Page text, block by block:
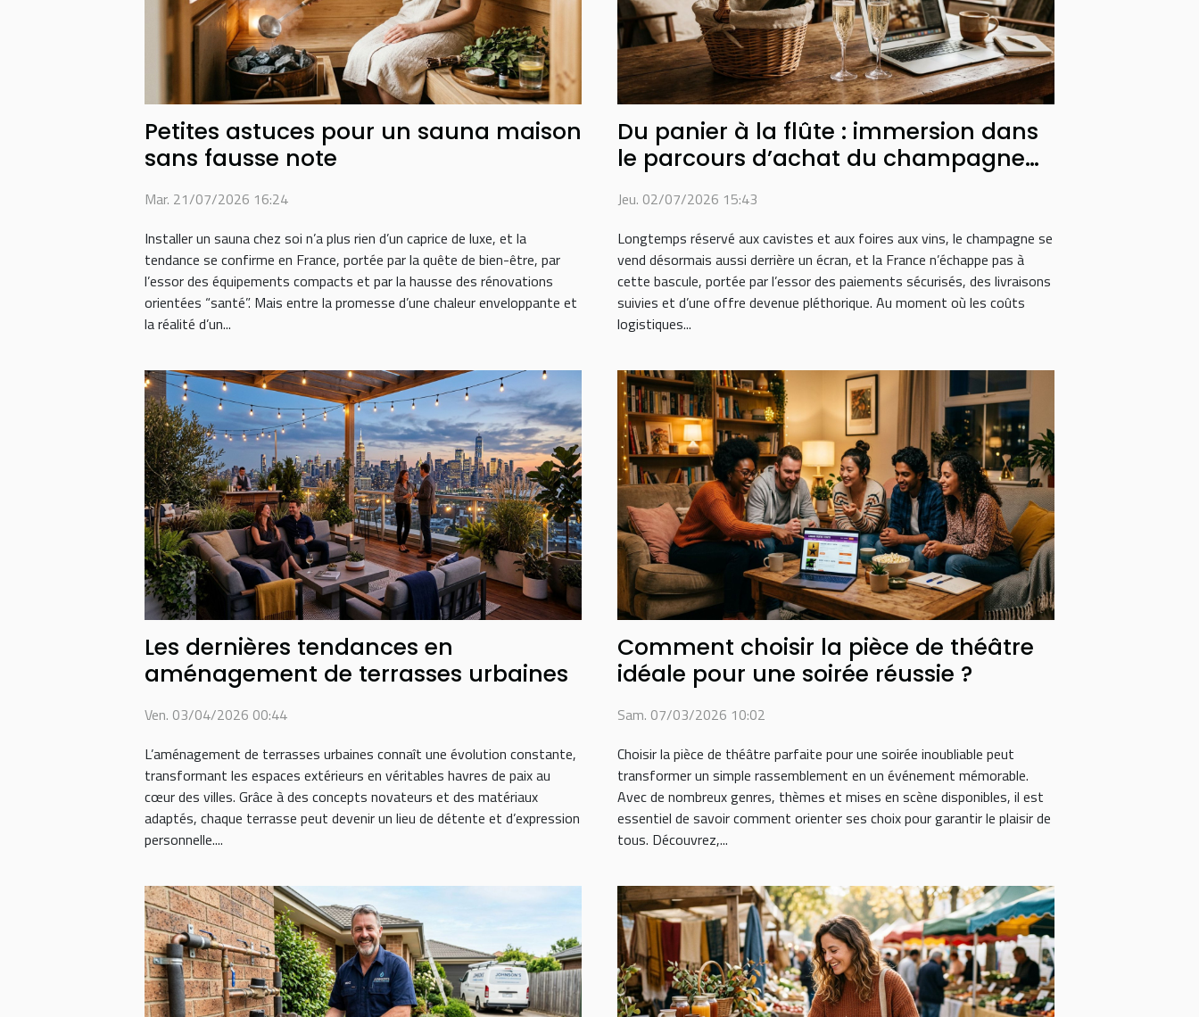
Petites astuces pour un sauna maison
sans fausse note
Mar. 21/07/2026 16:24
Installer un sauna chez soi n’a plus rien d’un caprice de luxe, et la
tendance se confirme en France, portée par la quête de bien-être, par
l’essor des équipements compacts et par la hausse des rénovations
orientées “santé”. Mais entre la promesse d’une chaleur enveloppante et
la réalité d’un...
Du panier à la flûte : immersion dans
le parcours d’achat du champagne
Jeu. 02/07/2026 15:43
Longtemps réservé aux cavistes et aux foires aux vins, le champagne se
vend désormais aussi derrière un écran, et la France n’échappe pas à
cette bascule, portée par l’essor des paiements sécurisés, des livraisons
suivies et d’une offre devenue pléthorique. Au moment où les coûts
logistiques...
Les dernières tendances en
aménagement de terrasses urbaines
Ven. 03/04/2026 00:44
L’aménagement de terrasses urbaines connaît une évolution constante,
transformant les espaces extérieurs en véritables havres de paix au
cœur des villes. Grâce à des concepts novateurs et des matériaux
adaptés, chaque terrasse peut devenir un lieu de détente et d’expression
personnelle....
Comment choisir la pièce de théâtre
idéale pour une soirée réussie ?
Sam. 07/03/2026 10:02
Choisir la pièce de théâtre parfaite pour une soirée inoubliable peut
transformer un simple rassemblement en un événement mémorable.
Avec de nombreux genres, thèmes et mises en scène disponibles, il est
essentiel de savoir comment orienter ses choix pour garantir le plaisir de
tous. Découvrez,...